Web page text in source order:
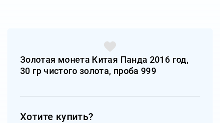
Золотая монета Китая Панда 2016 год,
30 гр чистого золота, проба 999
Хотите купить?